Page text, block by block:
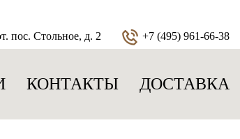
пос. Стольное, д. 2 +7 (495) 961-66-38
КОНТАКТЫ ДОСТАВКА